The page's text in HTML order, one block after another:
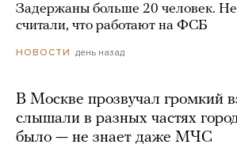
Задержаны больше 20 человек.
считали, что работают на ФСБ
НОВОСТИ день назад
В Москве прозвучал громкий
слышали в разных частях
было — не знает даже МЧС